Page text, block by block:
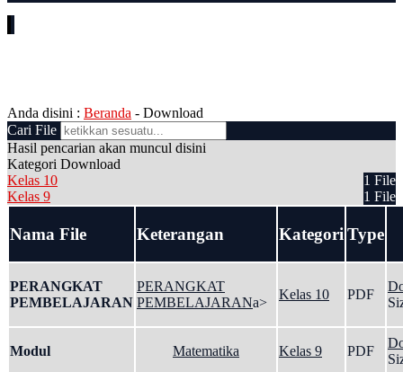
Anda disini : Beranda - Download
Cari File
Hasil pencarian akan muncul disini
Kategori Download
Kelas 10
1 File
Kelas 9
1 File
Nama File Keterangan Kategori Type
PERANGKAT
PEMBELAJARAN
PERANGKAT
PEMBELAJARANa>
Kelas 10 PDF
Modul Matematika Kelas 9 PDF